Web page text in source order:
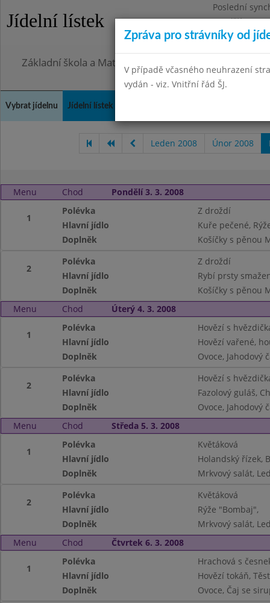
Jídelní lístek
Poslední
Pondělí
Omezení
Základní škola a Mateřská škola, Praha 4, Ohradní 49
Vybrat jídelnu Jídelní lístek
Leden 2008 Únor 2008
Menu Chod Pondělí 3. 3. 2008
1
Polévka
Z droždí
Hlavní jídlo
Kuře pečené,
Doplněk
Košíčky s pěnou
2
Polévka
Z droždí
Hlavní jídlo
Rybí prsty
Doplněk
Košíčky s pěnou
Menu
Chod Úterý 4. 3. 2008
1
Polévka
Hovězí s
Hlavní jídlo
Hovězí vařené,
Doplněk
Ovoce, Jahodový
2
Polévka
Hovězí s
Hlavní jídlo
Fazolový guláš,
Doplněk
Ovoce, Jahodový
Menu
Chod Středa 5. 3. 2008
1
Polévka
Květáková
Hlavní jídlo
Holandský řízek,
Doplněk
Mrkvový salát,
2
Polévka
Květáková
Hlavní jídlo
Rýže "Bombaj",
Doplněk
Mrkvový salát,
Menu
Chod Čtvrtek 6. 3. 2008
1
Polévka
Hrachová s
Hlavní jídlo
Hovězí tokáň,
Doplněk
Ovoce, Čaj se
Zpráva pro strávníky od
V případě včasného neuhrazení
vydán - viz. Vnitřní řád ŠJ.